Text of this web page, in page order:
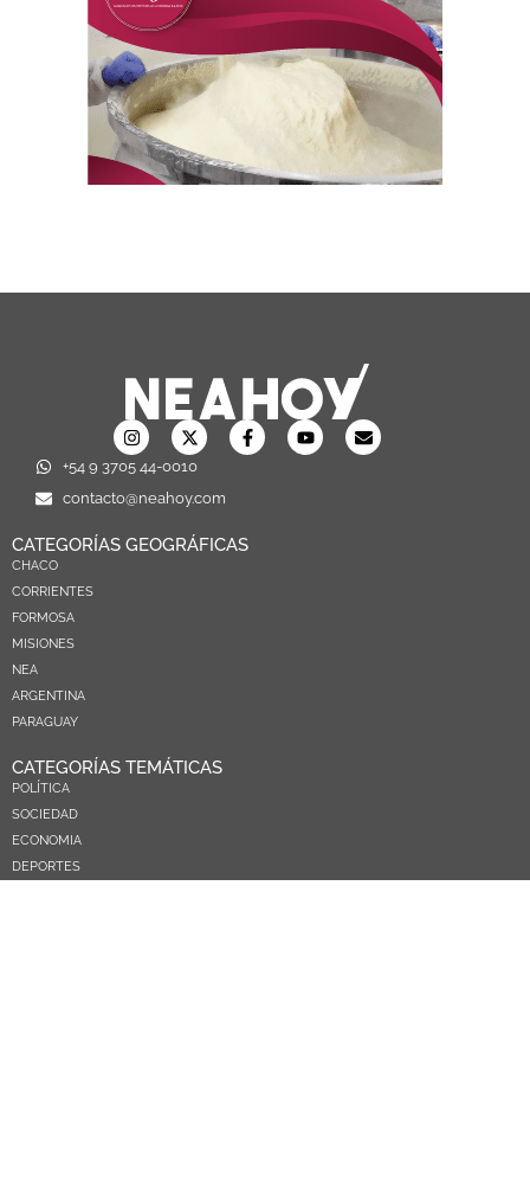
+54 9 3705 44-0010
contacto@neahoy.com
CATEGORÍAS GEOGRÁFICAS
CHACO
CORRIENTES
FORMOSA
MISIONES
NEA
ARGENTINA
PARAGUAY
CATEGORÍAS TEMÁTICAS
POLÍTICA
SOCIEDAD
ECONOMIA
DEPORTES